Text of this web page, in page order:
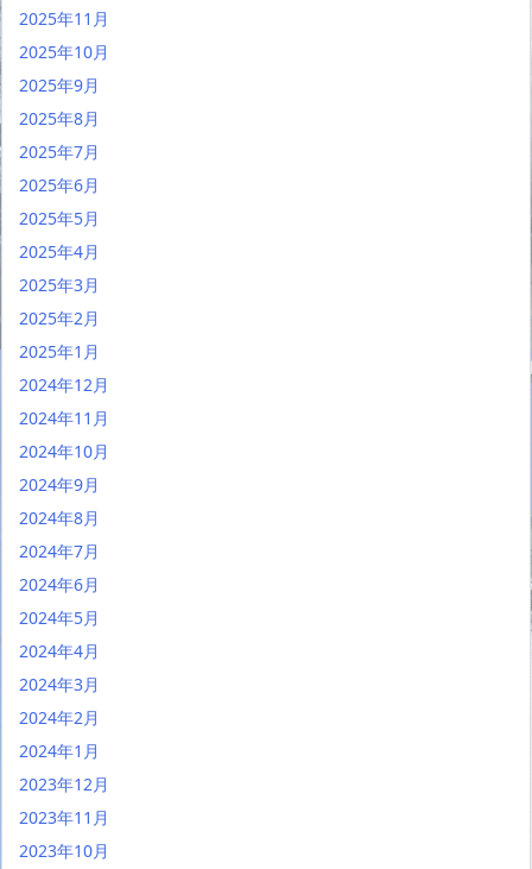
2025年11月
2025年10月
2025年9月
2025年8月
2025年7月
2025年6月
2025年5月
2025年4月
2025年3月
2025年2月
2025年1月
2024年12月
2024年11月
2024年10月
2024年9月
2024年8月
2024年7月
2024年6月
2024年5月
2024年4月
2024年3月
2024年2月
2024年1月
2023年12月
2023年11月
2023年10月